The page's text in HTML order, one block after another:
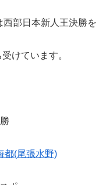
部日本新人王決勝を
けています。
都(尾張水野)